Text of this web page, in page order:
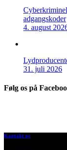
adgangskoder
4. august
31. juli 2026
Følg os på
Kontakt os